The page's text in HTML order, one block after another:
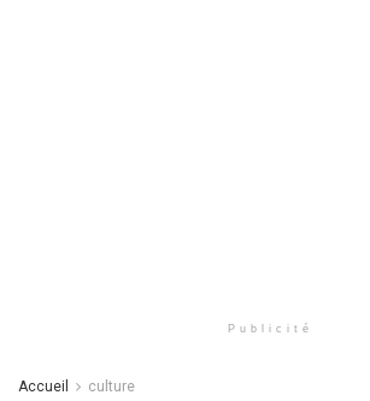
Publicité
Accueil culture